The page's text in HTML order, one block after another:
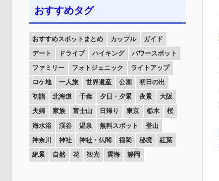
おすすめタグ
おすすめスポットまとめ カップル
ガイド
デート
ドライブ ハイキング
パワースポット
ファミリー
フォトジェニック
ライトアップ
ロケ地
一人旅 世界遺産 公園
初日の出
初詣
北海道 千葉 夕日・夕景 夜景
大阪
夫婦
家族 富士山 日帰り 東京 栃木
桜
海水浴
渓谷 温泉 無料スポット
登山
神奈川
神社 神社・仏閣 福岡 秘境
紅葉
絶景
自然 花 観光 雲海 静岡